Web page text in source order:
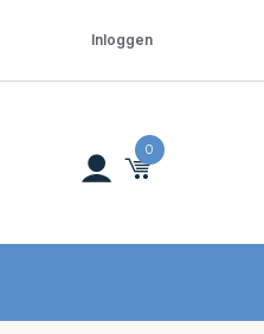
Inloggen
0